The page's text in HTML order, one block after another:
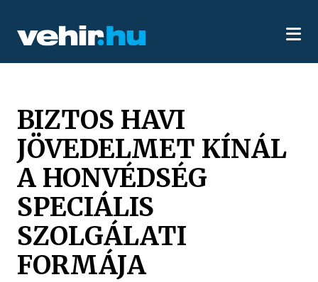
BIZTOS HAVI
JÖVEDELMET KÍNÁL
A HONVÉDSÉG
SPECIÁLIS
SZOLGÁLATI
FORMÁJA